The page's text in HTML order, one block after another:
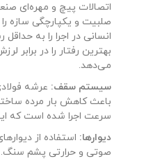
اتصالات پیچ و مهره‌ای
صلبیت و یکپارچگی سازه
انسانی در اجرا را به
بهترین رفتار را در برابر
می‌دهد.
سیستم سقف:عرشه
باعث کاهش بار مرده
سرعت اجرا شده است که
دیوارها:استفاده از
صوتی و حرارتی پشم سنگ.